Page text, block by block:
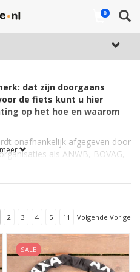
0
dat zijn doorgaans
de fiets kunt u hier
op het hoe en waarom
onafhankelijk afgegeven door
als ANWB, BOVAG,
meer?
testen in het laboratorium.
ART-1 sloten (geschikt als
2 slot), maar vooralART-3
2 3 4 5 11 Volgende Vorige
SALE